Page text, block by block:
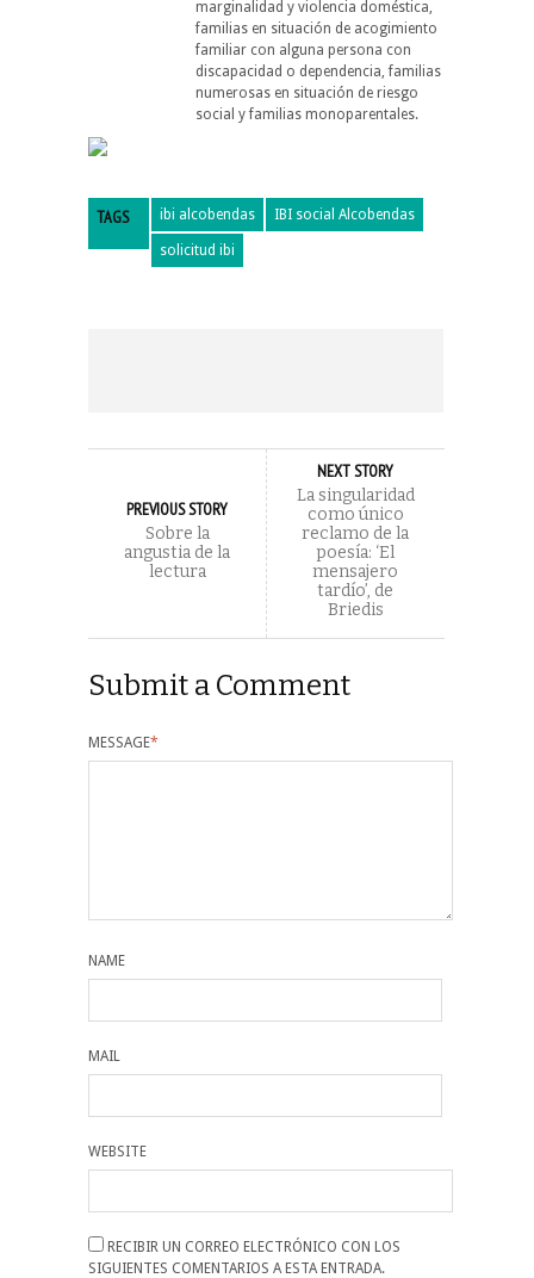
marginalidad y violencia doméstica,
familias en situación de acogimiento
familiar con alguna persona con
discapacidad o dependencia, familias
numerosas en situación de riesgo
social y familias monoparentales.
TAGS ibi alcobendas IBI social Alcobendas
solicitud ibi
PREVIOUS STORY
Sobre la
angustia de la
lectura
NEXT STORY
La singularidad
como único
reclamo de la
poesía: ‘El
mensajero
tardío’, de
Briedis
Submit a Comment
MESSAGE*
NAME
MAIL
WEBSITE
RECIBIR UN CORREO ELECTRÓNICO CON LOS
SIGUIENTES COMENTARIOS A ESTA ENTRADA.